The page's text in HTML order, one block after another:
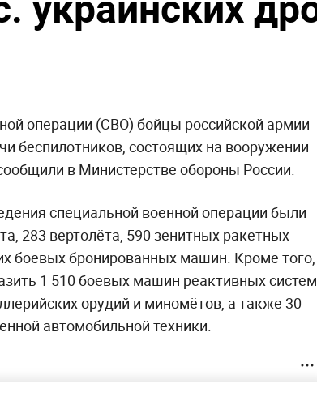
операции (СВО) бойцы российской армии
беспилотников, состоящих на вооружении
в Министерстве обороны России.
специальной военной операции были
283 вертолёта, 590 зенитных ракетных
боевых бронированных машин. Кроме того,
1 510 боевых машин реактивных систем
орудий и миномётов, а также 30
автомобильной техники.